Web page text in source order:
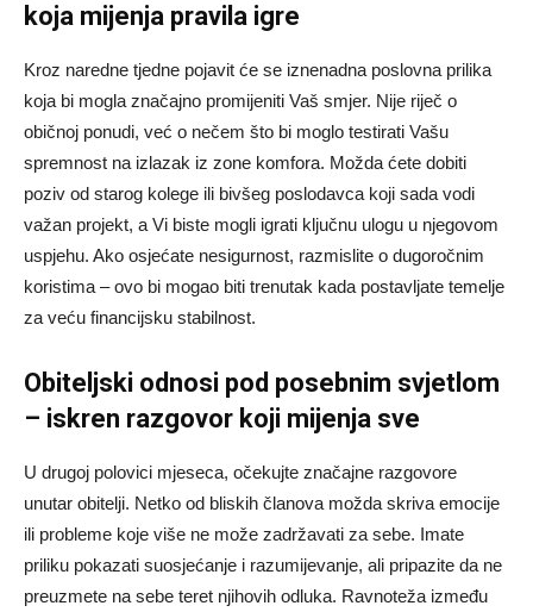
koja mijenja pravila igre
Kroz naredne tjedne pojavit će se iznenadna poslovna prilika
koja bi mogla značajno promijeniti Vaš smjer. Nije riječ o
običnoj ponudi, već o nečem što bi moglo testirati Vašu
spremnost na izlazak iz zone komfora. Možda ćete dobiti
poziv od starog kolege ili bivšeg poslodavca koji sada vodi
važan projekt, a Vi biste mogli igrati ključnu ulogu u njegovom
uspjehu. Ako osjećate nesigurnost, razmislite o dugoročnim
koristima – ovo bi mogao biti trenutak kada postavljate temelje
za veću financijsku stabilnost.
Obiteljski odnosi pod posebnim svjetlom
– iskren razgovor koji mijenja sve
U drugoj polovici mjeseca, očekujte značajne razgovore
unutar obitelji. Netko od bliskih članova možda skriva emocije
ili probleme koje više ne može zadržavati za sebe. Imate
priliku pokazati suosjećanje i razumijevanje, ali pripazite da ne
preuzmete na sebe teret njihovih odluka. Ravnoteža između